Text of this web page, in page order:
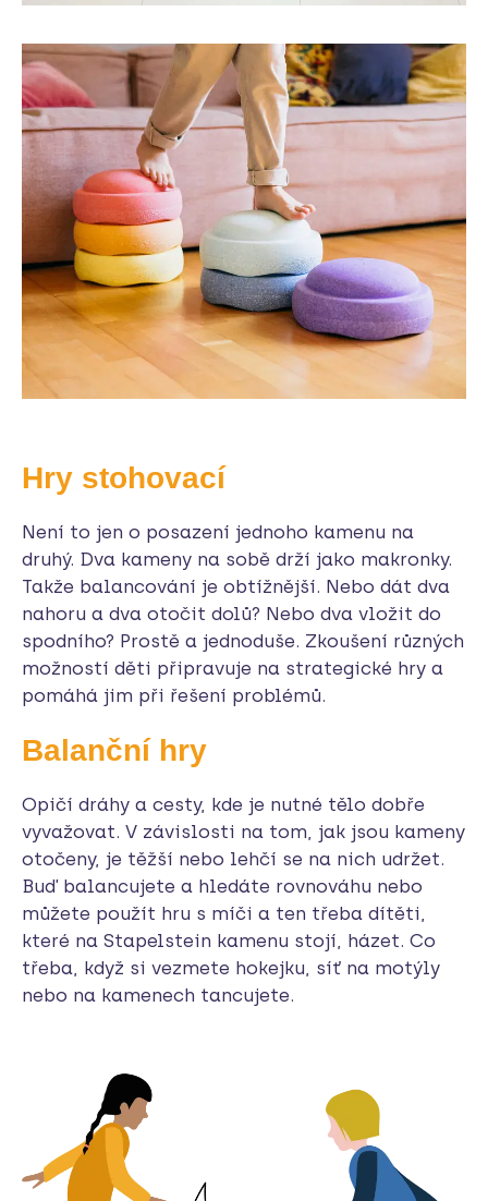
Hry stohovací
Není to jen o posazení jednoho kamenu na
druhý. Dva kameny na sobě drží jako makronky.
Takže balancování je obtížnější. Nebo dát dva
nahoru a dva otočit dolů? Nebo dva vložit do
spodního? Prostě a jednoduše. Zkoušení různých
možností děti připravuje na strategické hry a
pomáhá jim při řešení problémů.
Balanční hry
Opičí dráhy a cesty, kde je nutné tělo dobře
vyvažovat. V závislosti na tom, jak jsou kameny
otočeny, je těžší nebo lehčí se na nich udržet.
Buď balancujete a hledáte rovnováhu nebo
můžete použít hru s míči a ten třeba dítěti,
které na Stapelstein kamenu stojí, házet. Co
třeba, když si vezmete hokejku, síť na motýly
nebo na kamenech tancujete.